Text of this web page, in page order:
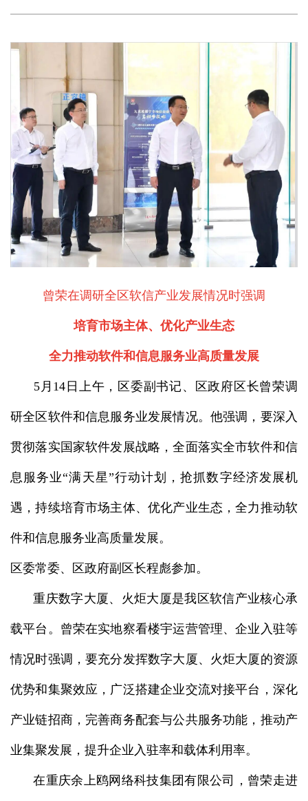
曾荣在调研全区软信产业发展情况时强调
培育市场主体、优化产业生态
全力推动软件和信息服务业高质量发展
5月14日上午，区委副书记、区政府区长曾荣调
研全区软件和信息服务业发展情况。他强调，要深入
贯彻落实国家软件发展战略，全面落实全市软件和信
息服务业“满天星”行动计划，抢抓数字经济发展机
遇，持续培育市场主体、优化产业生态，全力推动软
件和信息服务业高质量发展。
区委常委、区政府副区长程彪参加。
重庆数字大厦、火炬大厦是我区软信产业核心承
载平台。曾荣在实地察看楼宇运营管理、企业入驻等
情况时强调，要充分发挥数字大厦、火炬大厦的资源
优势和集聚效应，广泛搭建企业交流对接平台，深化
产业链招商，完善商务配套与公共服务功能，推动产
业集聚发展，提升企业入驻率和载体利用率。
在重庆余上鸥网络科技集团有限公司，曾荣走进